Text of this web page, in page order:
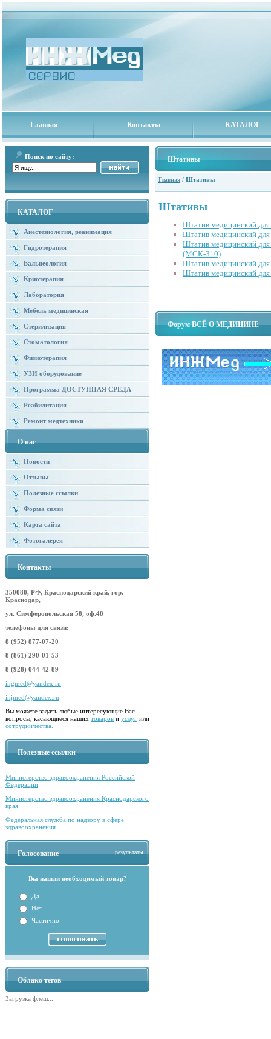
Главная Контакты КАТАЛОГ
Поиск по сайту:
КАТАЛОГ
Анестезиология, реанимация
Гидротерапия
Бальнеология
Криотерапия
Лаборатория
Мебель медицинская
Стерилизация
Стоматология
Физиотерапия
УЗИ оборудование
Программа ДОСТУПНАЯ СРЕДА
Реабилитация
Ремонт медтехники
О нас
Новости
Отзывы
Полезные ссылки
Форма связи
Карта сайта
Фотогалерея
Контакты
350080, РФ, Краснодарский край, гор.
Краснодар,
ул. Симферопольская 58, оф.48
телефоны для связи:
8 (952) 877-07-20
8 (861) 290-01-53
8 (928) 044-42-89
ingmed@yandex.ru
injmed@yandex.ru
Вы можете задать любые интересующие Вас
вопросы, касающиеся наших товаров и услуг или
сотрудничества.
Полезные ссылки
Министерство здравоохранения Российской
Федерации
Министерство здравоохранения Краснодарского
края
Федеральная служба по надзору в сфере
здравоохранения
Голосование результаты
Вы нашли необходимый товар?
Да
Нет
Частично
Облако тегов
Загрузка флеш...
Штативы
Главная / Штативы
Штативы
Штатив медицинский
Штатив медицинский
Штатив медицинский
(МСК-310)
Штатив медицинский
Штатив медицинский
Форум ВСЁ О МЕДИЦИНЕ